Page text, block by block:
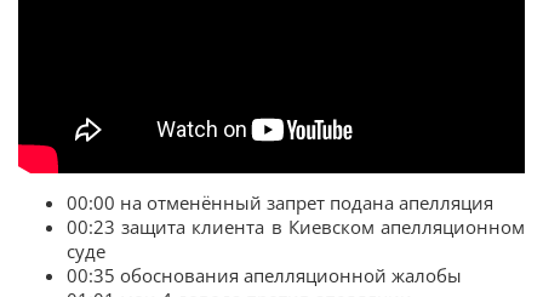
00:00 на отменённый запрет подана апелляция
00:23 защита клиента в Киевском апелляционном
суде
00:35 обоснования апелляционной жалобы